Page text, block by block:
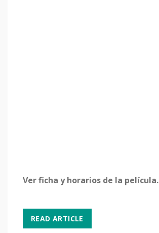
Ver ficha y horarios de la película.
READ ARTICLE